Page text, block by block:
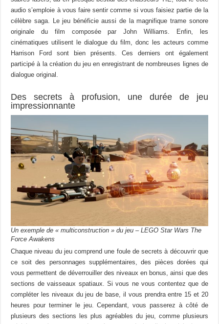
audio s’emploie à vous faire sentir comme si vous faisiez partie de la
célèbre saga. Le jeu bénéficie aussi de la magnifique trame sonore
originale du film composée par John Williams. Enfin, les
cinématiques utilisent le dialogue du film, donc les acteurs comme
Harrison Ford sont bien présents. Ces derniers ont également
participé à la création du jeu en enregistrant de nombreuses lignes de
dialogue original.
Des secrets à profusion, une durée de jeu
impressionnante
Un exemple de « multiconstruction » du jeu – LEGO Star Wars The
Force Awakens
Chaque niveau du jeu comprend une foule de secrets à découvrir que
ce soit des personnages supplémentaires, des pièces dorées qui
vous permettent de déverrouiller des niveaux en bonus, ainsi que des
sections de vaisseaux spatiaux. Si vous ne vous contentez que de
compléter les niveaux du jeu de base, il vous prendra entre 15 et 20
heures pour terminer le jeu. Cependant, vous passerez à côté de
plusieurs des sections les plus agréables du jeu, comme plusieurs